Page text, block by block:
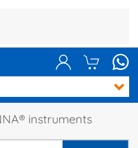
instruments